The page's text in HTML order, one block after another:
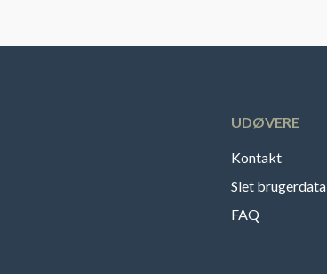
UDØVERE
Kontakt
Slet brugerdata
FAQ